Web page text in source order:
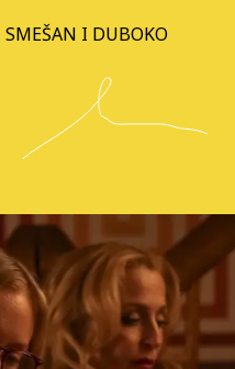
SMEŠAN I DUBOKO